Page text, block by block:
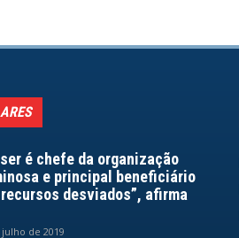
é chefe da organização
e principal beneficiário
desviados”, afirma
de 2019